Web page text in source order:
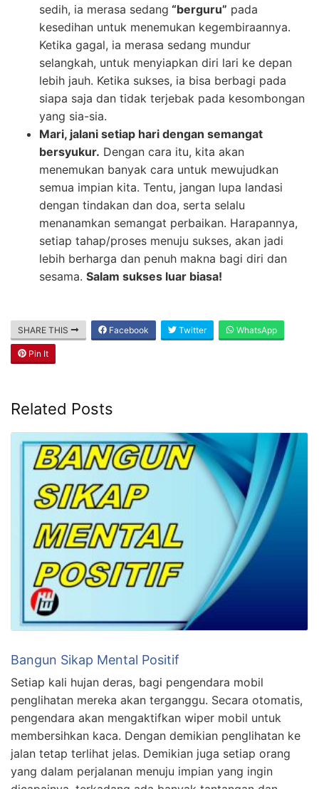
sedih, ia merasa sedang “berguru” pada
kesedihan untuk menemukan kegembiraannya.
Ketika gagal, ia merasa sedang mundur
selangkah, untuk menyiapkan diri lari ke depan
lebih jauh. Ketika sukses, ia bisa berbagi pada
siapa saja dan tidak terjebak pada kesombongan
yang sia-sia.
Mari, jalani setiap hari dengan semangat
bersyukur. Dengan cara itu, kita akan
menemukan banyak cara untuk mewujudkan
semua impian kita. Tentu, jangan lupa landasi
dengan tindakan dan doa, serta selalu
menanamkan semangat perbaikan. Harapannya,
setiap tahap/proses menuju sukses, akan jadi
lebih berharga dan penuh makna bagi diri dan
sesama. Salam sukses luar biasa!
SHARE THIS Facebook Twitter WhatsApp
Pin It
Related Posts
Bangun Sikap Mental Positif
Setiap kali hujan deras, bagi pengendara mobil
penglihatan mereka akan terganggu. Secara otomatis,
pengendara akan mengaktifkan wiper mobil untuk
membersihkan kaca. Dengan demikian penglihatan ke
jalan tetap terlihat jelas. Demikian juga setiap orang
yang dalam perjalanan menuju impian yang ingin